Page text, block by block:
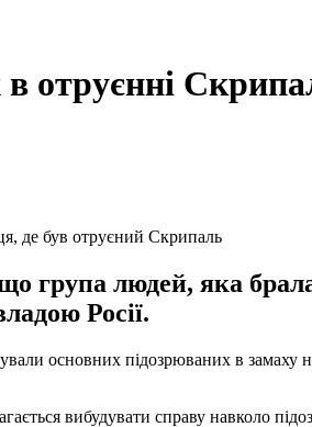
в отруєнні
де був отруєний Скрипаль
група людей, яка
Росії.
основних підозрюваних в
вибудувати справу навколо